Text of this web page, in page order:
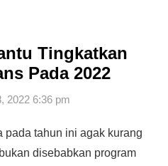
Tingkatkan
Pada 2022
2022 6:36 pm
pada tahun ini agak kurang
disebabkan program